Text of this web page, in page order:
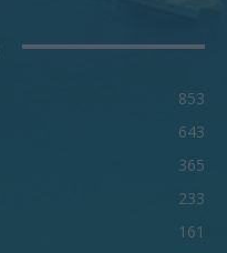
853
643
365
233
161